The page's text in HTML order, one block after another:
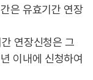
은 유효기간 연장
연장신청은 그
이내에 신청하여